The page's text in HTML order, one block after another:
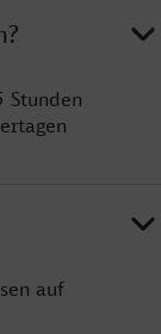
Stunden
auf